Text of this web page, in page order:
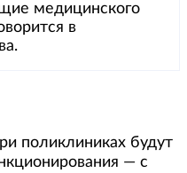
медицинского
в
поликлиниках будут
— с